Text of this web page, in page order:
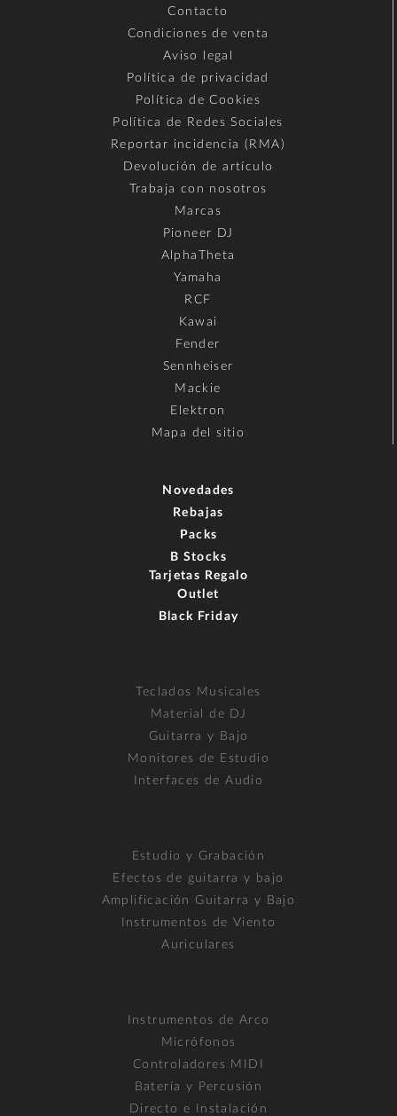
Contacto
Condiciones de venta
Aviso legal
Política de privacidad
Política de Cookies
Política de Redes Sociales
Reportar incidencia (RMA)
Devolución de artículo
Trabaja con nosotros
Marcas
Pioneer DJ
AlphaTheta
Yamaha
RCF
Kawai
Fender
Sennheiser
Mackie
Elektron
Mapa del sitio
Novedades
Rebajas
Packs
B Stocks
Tarjetas Regalo
Outlet
Black Friday
Teclados Musicales
Material de DJ
Guitarra y Bajo
Monitores de Estudio
Interfaces de Audio
Estudio y Grabación
Efectos de guitarra y bajo
Amplificación Guitarra y Bajo
Instrumentos de Viento
Auriculares
Instrumentos de Arco
Micrófonos
Controladores MIDI
Batería y Percusión
Directo e Instalación